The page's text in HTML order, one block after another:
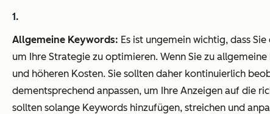
Allgemeine Keywords: Es ist ungemein wichtig, dass
um Ihre Strategie zu optimieren. Wenn Sie zu
und höheren Kosten. Sie sollten daher kontinuierlich
dementsprechend anpassen, um Ihre Anzeigen auf die
sollten solange Keywords hinzufügen, streichen und